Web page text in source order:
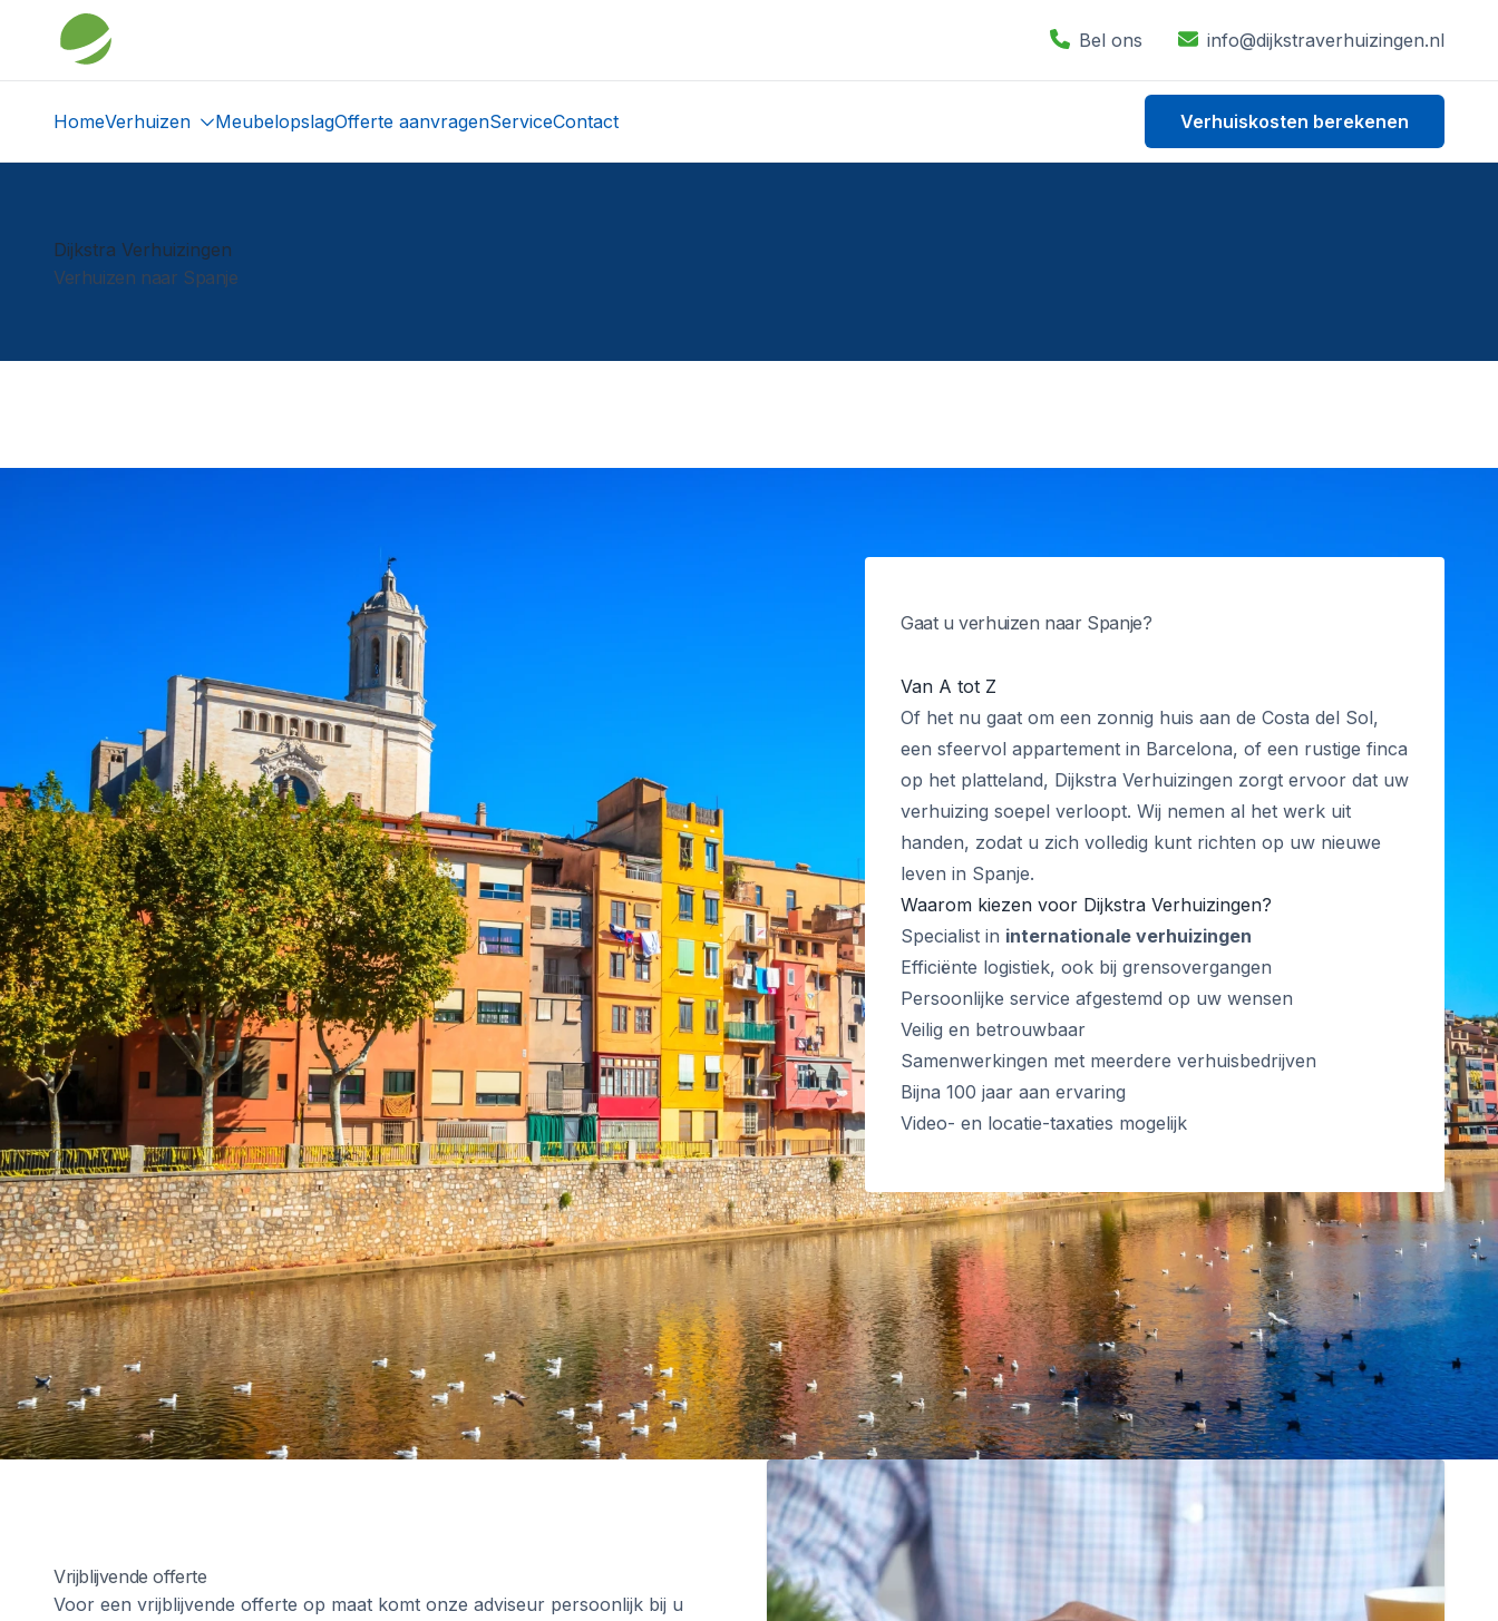
Bel ons info@dijkstraverhuizingen.nl
HomeVerhuizen MeubelopslagOfferte aanvragenServiceContact Verhuiskosten berekenen
Dijkstra Verhuizingen
Verhuizen naar Spanje
Gaat u verhuizen naar Spanje?
Van A tot Z
Of het nu gaat om een zonnig huis aan de Costa del Sol,
een sfeervol appartement in Barcelona, of een rustige finca
op het platteland, Dijkstra Verhuizingen zorgt ervoor dat uw
verhuizing soepel verloopt. Wij nemen al het werk uit
handen, zodat u zich volledig kunt richten op uw nieuwe
leven in Spanje.
Waarom kiezen voor Dijkstra Verhuizingen?
Specialist in internationale verhuizingen
Efficiënte logistiek, ook bij grensovergangen
Persoonlijke service afgestemd op uw wensen
Veilig en betrouwbaar
Samenwerkingen met meerdere verhuisbedrijven
Bijna 100 jaar aan ervaring
Video- en locatie-taxaties mogelijk
Vrijblijvende offerte
Voor een vrijblijvende offerte op maat komt onze adviseur persoonlijk bij u